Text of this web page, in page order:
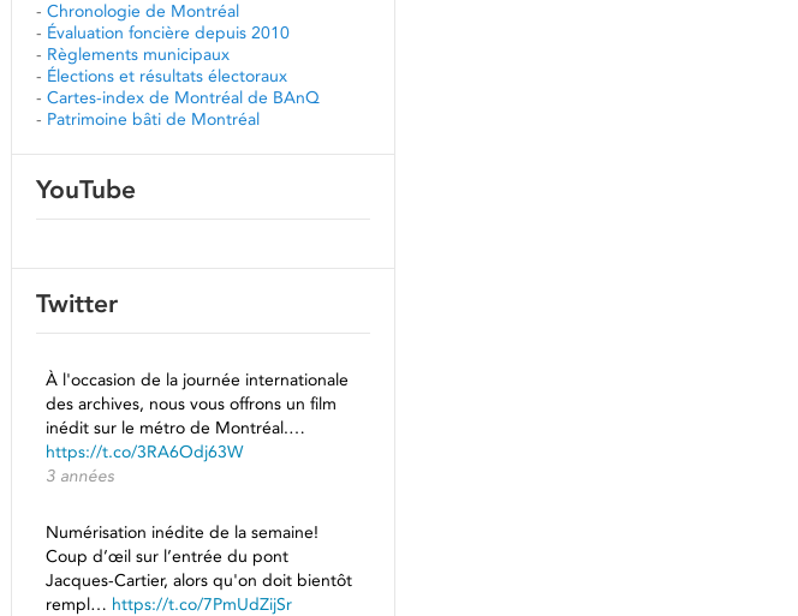
- Chronologie de Montréal
- Évaluation foncière depuis 2010
- Règlements municipaux
- Élections et résultats électoraux
- Cartes-index de Montréal de BAnQ
- Patrimoine bâti de Montréal
YouTube
Twitter
À l'occasion de la journée internationale
des archives, nous vous offrons un film
inédit sur le métro de Montréal.…
https://t.co/3RA6Odj63W
3 années
Numérisation inédite de la semaine!
Coup d’œil sur l’entrée du pont
Jacques-Cartier, alors qu'on doit bientôt
rempl… https://t.co/7PmUdZijSr